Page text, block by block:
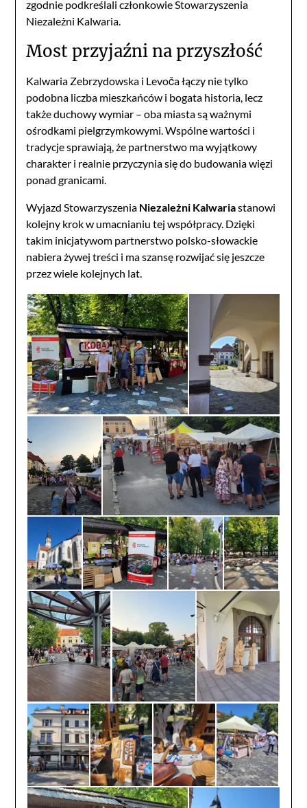
zgodnie podkreślali członkowie Stowarzyszenia
Niezależni Kalwaria.
Most przyjaźni na przyszłość
Kalwaria Zebrzydowska i Levoča łączy nie tylko
podobna liczba mieszkańców i bogata historia, lecz
także duchowy wymiar – oba miasta są ważnymi
ośrodkami pielgrzymkowymi. Wspólne wartości i
tradycje sprawiają, że partnerstwo ma wyjątkowy
charakter i realnie przyczynia się do budowania więzi
ponad granicami.
Wyjazd Stowarzyszenia Niezależni Kalwariastanowi
kolejny krok w umacnianiu tej współpracy. Dzięki
takim inicjatywom partnerstwo polsko-słowackie
nabiera żywej treści i ma szansę rozwijać się jeszcze
przez wiele kolejnych lat.